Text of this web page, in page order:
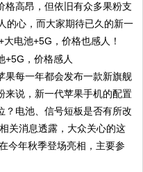
格高昂，但依旧有众多果粉支
的心，而大家期待已久的新一
电池+5G，价格也感人！
果每一年都会发布一款新旗舰
来说，新一代苹果手机的配置
？电池、信号短板是否有所改
关消息透露，大众关心的这
今年秋季登场亮相，主要参